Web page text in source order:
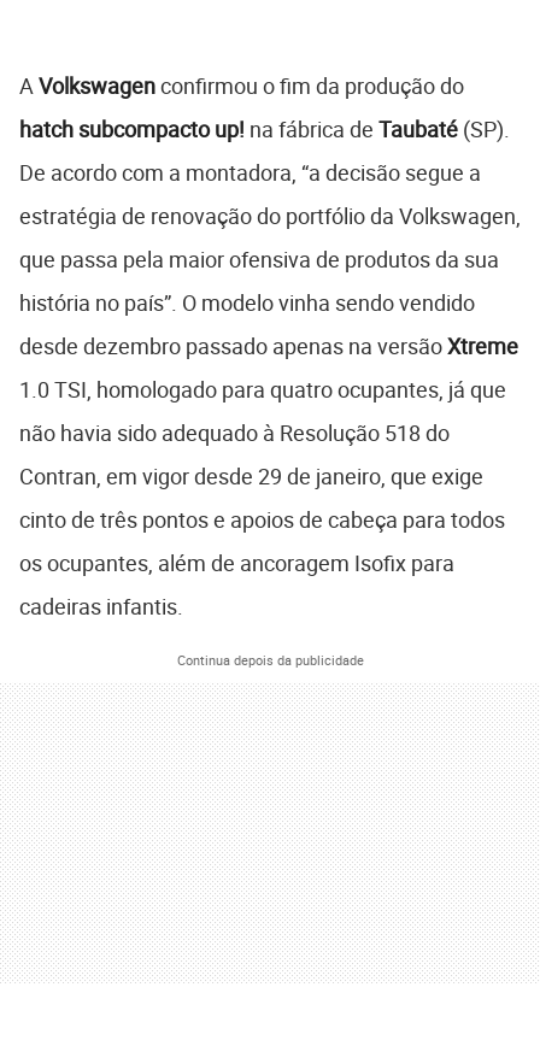
AVolkswagenconfirmou o fim da produção do
hatch subcompacto up! na fábrica de Taubaté (SP).
De acordo com a montadora, “a decisão segue a
estratégia de renovação do portfólio da Volkswagen,
que passa pela maior ofensiva de produtos da sua
história no país”. O modelo vinha sendo vendido
desde dezembro passado apenas na versãoXtreme
1.0 TSI, homologado para quatro ocupantes, já que
não havia sido adequado à Resolução 518 do
Contran, em vigor desde 29 de janeiro, que exige
cinto de três pontos e apoios de cabeça para todos
os ocupantes, além de ancoragem Isofix para
cadeiras infantis.
Continua depois da publicidade